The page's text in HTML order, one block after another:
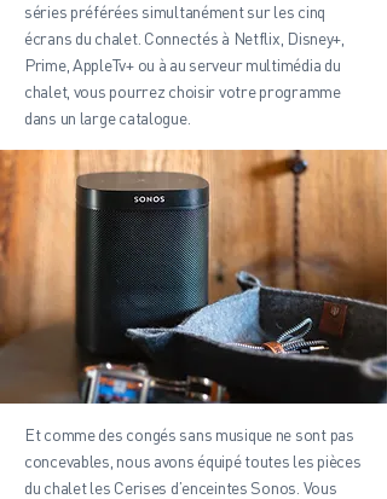
séries préférées simultanément sur les cinq
écrans du chalet. Connectés à Netflix, Disney+,
Prime, AppleTv+ ou à au serveur multimédia du
chalet, vous pourrez choisir votre programme
dans un large catalogue.
Et comme des congés sans musique ne sont pas
concevables, nous avons équipé toutes les pièces
du chalet les Cerises d’enceintes Sonos. Vous